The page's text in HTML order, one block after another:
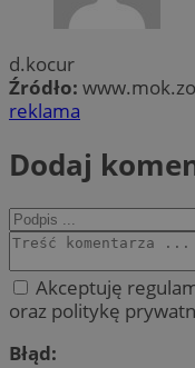
d.kocur
Źródło:
reklama
Dodaj
Akceptuję
oraz politykę
Błąd: